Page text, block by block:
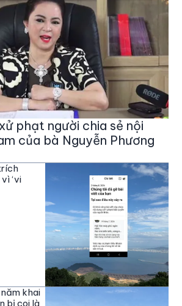
phạt người chia sẻ nội
của bà Nguyễn Phương
‘vi
khai
bị coi là